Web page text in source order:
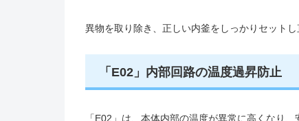
異物を取り除き、正しい内釜をしっかりセット
「E02」内部回路の温度過昇防止
「E02」は、本体内部の温度が異常に高くなり、